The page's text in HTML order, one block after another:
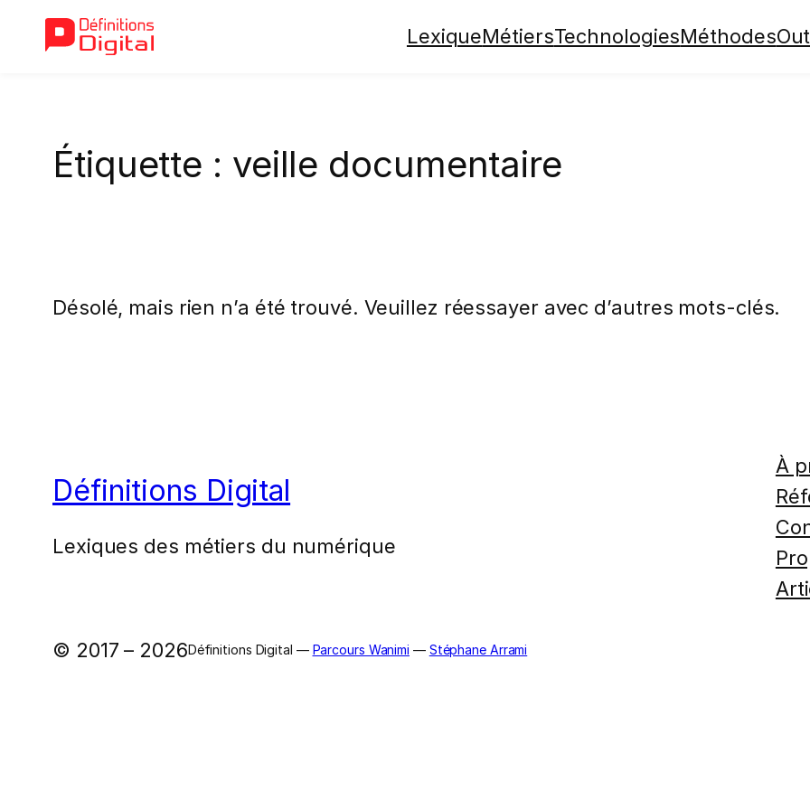
contenu
LexiqueMétiersTechnologiesMéthodes
Étiquette : veille documentaire
Désolé, mais rien n’a été trouvé. Veuillez réessayer avec d’autres mots-clés.
Définitions Digital
Lexiques des métiers du numérique
À
© 2017 – 2026Définitions Digital — Parcours Wanimi — Stéphane Arrami